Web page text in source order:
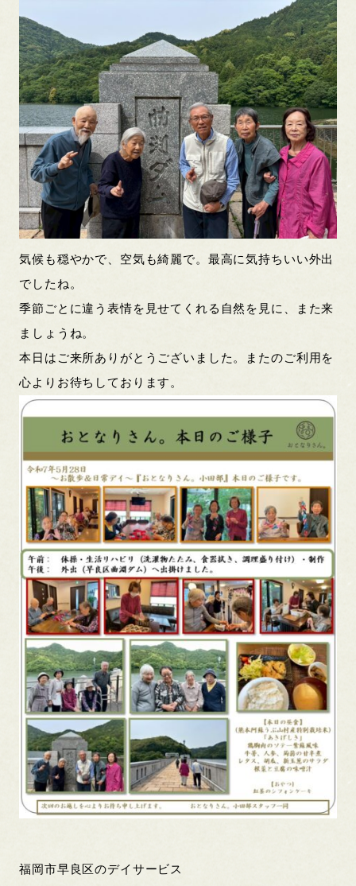
気候も穏やかで、空気も綺麗で。最高に気持ちいい外出
でしたね。
季節ごとに違う表情を見せてくれる自然を見に、また来
ましょうね。
本日はご来所ありがとうございました。またのご利用を
心よりお待ちしております。
福岡市早良区のデイサービス